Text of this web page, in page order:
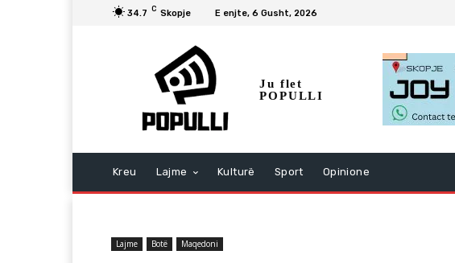
34.7 C Skopje E enjte, 6 Gusht, 2026
Ju flet
POPULLI
Kreu Lajme Kulturë Sport Opinione
Lajme Botë Maqedoni